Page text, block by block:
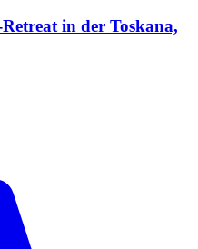
in der Toskana,